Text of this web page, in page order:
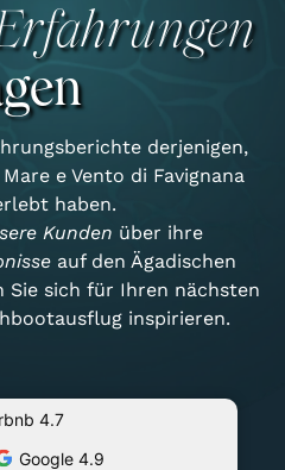
derjenigen,
e Vento di Favignana
haben.
Kunden über ihre
auf den Ägadischen
Sie sich für Ihren nächsten
inspirieren.
4.7
Google 4.9